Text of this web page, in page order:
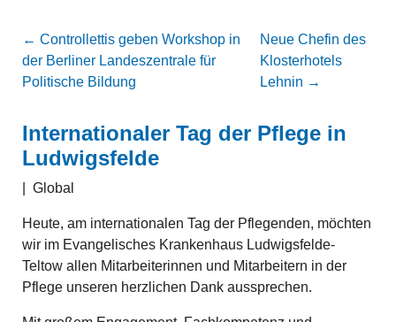
← Controllettis geben Workshop in
der Berliner Landeszentrale für
Politische Bildung
Neue Chefin des
Klosterhotels
Lehnin →
Internationaler Tag der Pflege in
Ludwigsfelde
Global
Heute, am internationalen Tag der Pflegenden, möchten
wir im Evangelisches Krankenhaus Ludwigsfelde-
Teltow allen Mitarbeiterinnen und Mitarbeitern in der
Pflege unseren herzlichen Dank aussprechen.